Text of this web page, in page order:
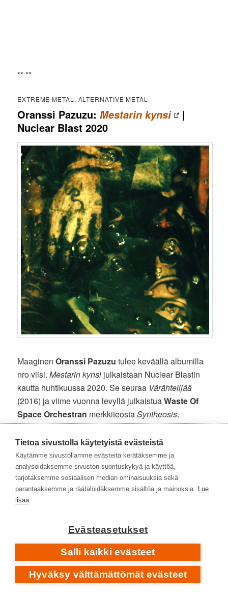
** **
EXTREME METAL, ALTERNATIVE METAL
Oranssi Pazuzu:Mestarin kynsi
|
Nuclear Blast 2020
MaaginenOranssi Pazuzu tulee keväällä albumilla
nro viisi.Mestarin kynsi julkaistaan Nuclear Blastin
kautta huhtikuussa 2020. Se seuraa Värähtelijää
(2016) ja viime vuonna levyllä julkaistuaWaste Of
Space Orchestran merkkiteostaSyntheosis.
Oranssi Pazuzu | kotisivu
Oranssi Pazuzu | Facebook
Oranssi Pazuzu | Instagram
Oranssi Pazuzu | Twitter
Oranssi Pazuzu
UUSI TEKNOKRATIA. OHJAUS: ZEV DEANS
Tietoa sivustolla käytetyistä evästeistä
Käytämme sivustollamme evästeitä kerätäksemme ja
analysoidaksemme sivuston suorituskykyä ja käyttöä,
tarjotaksemme sosiaalisen median ominaisuuksia sekä
parantaaksemme ja räätälöidäksemme sisältöä ja mainoksia. Lue
lisää
Evästeasetukset
Salli kaikki evästeet
Hyväksy välttämättömät evästeet